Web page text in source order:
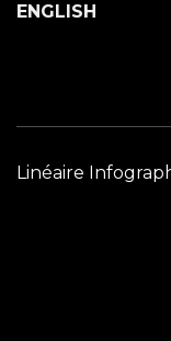
ENGLISH
Linéaire